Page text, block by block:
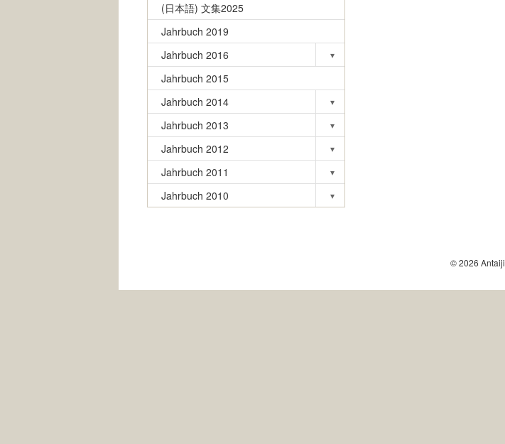
(日本語) 文集2025
Jahrbuch 2019
Jahrbuch 2016
▾
Toggle submenu
Jahrbuch 2015
Jahrbuch 2014
▾
Toggle submenu
Jahrbuch 2013 ▾
Toggle submenu
Jahrbuch 2012 ▾
Toggle submenu
Jahrbuch 2011 ▾
Toggle submenu
Jahrbuch 2010 ▾
Toggle submenu
© 2026 Antaiji